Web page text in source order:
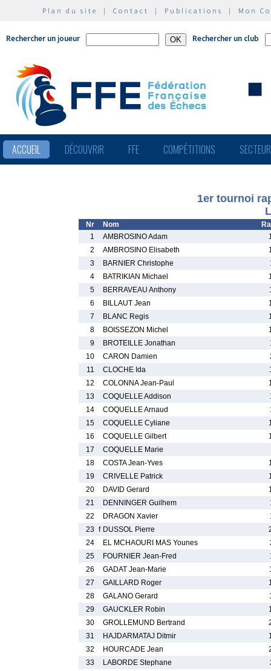
Plan du site | Contact | Publications | Mon
Rechercher un joueur Rechercher un club
ACCUEIL DÉCOUVRIR FFE COMPÉTITIONS
1er tournoi
Nr Nom
1
AMBROSINO Adam
2
AMBROSINO Elisabeth
3
BARNIER Christophe
4
BATRIKIAN Michael
5
BERRAVEAU Anthony
6
BILLAUT Jean
7
BLANC Regis
8
BOISSEZON Michel
9
BROTEILLE Jonathan
10
CARON Damien
11
CLOCHE Ida
12
COLONNA Jean-Paul
13
COQUELLE Addison
14
COQUELLE Arnaud
15
COQUELLE Cyliane
16
COQUELLE Gilbert
17
COQUELLE Marie
18
COSTA Jean-Yves
19
CRIVELLE Patrick
20
DAVID Gerard
21
DENNINGER Guilhem
22
DRAGON Xavier
23 f DUSSOL Pierre
24
EL MCHAOURI MAS Younes
25
FOURNIER Jean-Fred
26
GADAT Jean-Marie
27
GAILLARD Roger
28
GALANO Gerard
29
GAUCKLER Robin
30
GROLLEMUND Bertrand
31
HAJDARMATAJ Ditmir
32
HOURCADE Jean
33
LABORDE Stephane